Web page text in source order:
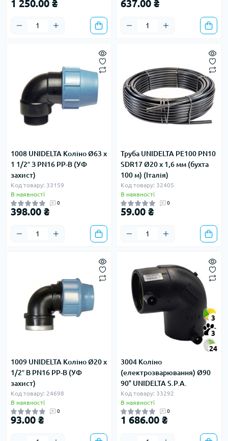
1 250.00 ₴ 637.00 ₴
1008 UNIDELTA Коліно Ø63 х
1 1/2″ З PN16 PP-B (УФ
захист)
Код товару: 33159
В наявності
0
398.00 ₴
Труба UNIDELTA PE100 PN10
SDR17 Ø20 х 1,6 мм (бухта
100 м) (Італія)
Код товару: 32405
В наявності
0
59.00 ₴
1009 UNIDELTA Коліно Ø20 х
1/2″ В PN16 PP-B (УФ
захист)
Код товару: 24698
В наявності
0
93.00 ₴
3
3
24
3004 Коліно
(електрозварювання) Ø90
90° UNIDELTA S.P.A.
Код товару: 33292
В наявності
0
1 686.00 ₴